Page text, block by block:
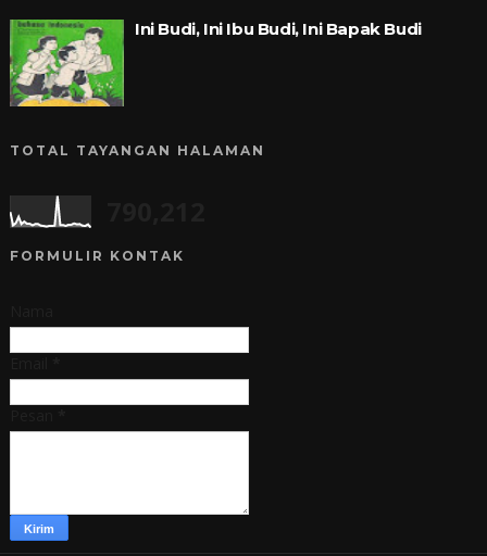
Ini Budi, Ini Ibu Budi, Ini Bapak Budi
TOTAL TAYANGAN HALAMAN
FORMULIR KONTAK